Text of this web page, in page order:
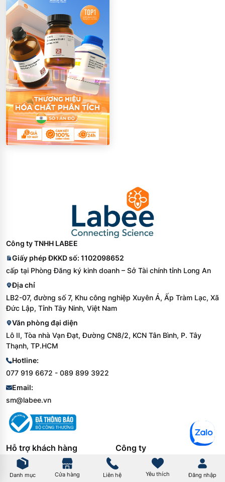
Công ty TNHH LABEE
Giấy phép ĐKKD số: 1102098652
cấp tại Phòng Đăng ký kinh doanh – Sở Tài chính tỉnh Long An
Địa chỉ
LB2-07, đường số 7, Khu công nghiệp Xuyên Á, Ấp Tràm Lạc, Xã
Đức Lập, Tỉnh Tây Ninh, Việt Nam
Văn phòng đại diện
Lô II, Tòa nhà Vạn Đạt, Đường CN8/2, KCN Tân Bình, P. Tây
Thạnh, TP.HCM
Hotline:
077 919 6672 - 089 899 3922
Email:
sm@labee.vn
Hỗ trợ khách hàng
Chính sách đổi trả
Hướng dẫn mua hàng
Công ty
Tuyển dụng nhân sự
Tin tức
Danh mục Cửa hàng Liên hệ Yêu thích Đăng nhập